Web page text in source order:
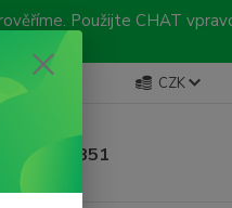
Použijte CHAT
Kontakty CZK
linka
792 217 851
9-16 hod.)